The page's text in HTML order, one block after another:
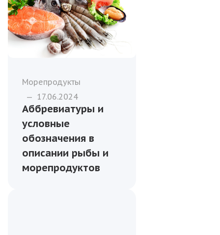
Морепродукты
— 17.06.2024
Аббревиатуры и
условные
обозначения в
описании рыбы и
морепродуктов